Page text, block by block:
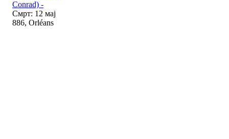
Conrad) -
Смрт: 12 мај
886, Orléans